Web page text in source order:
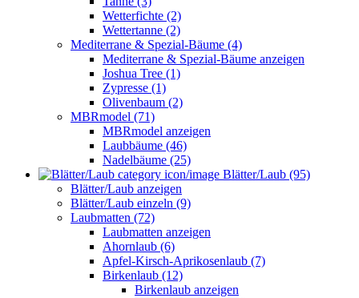
Wetterfichte (2)
Wettertanne (2)
Mediterrane & Spezial-Bäume (4)
Mediterrane & Spezial-Bäume anzeigen
Joshua Tree (1)
Zypresse (1)
Olivenbaum (2)
MBRmodel (71)
MBRmodel anzeigen
Laubbäume (46)
Nadelbäume (25)
Blätter/Laub (95)
Blätter/Laub anzeigen
Blätter/Laub einzeln (9)
Laubmatten (72)
Laubmatten anzeigen
Ahornlaub (6)
Apfel-Kirsch-Aprikosenlaub (7)
Birkenlaub (12)
Birkenlaub anzeigen